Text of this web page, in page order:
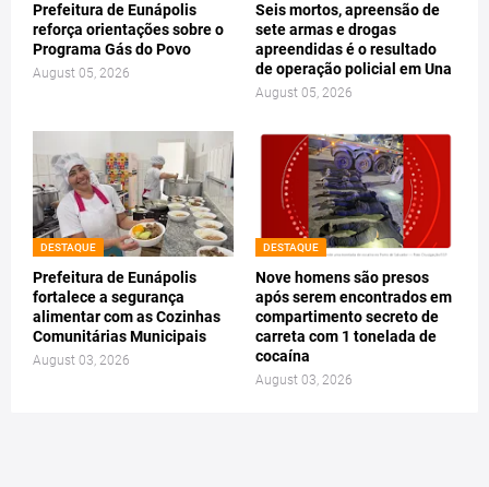
Prefeitura de Eunápolis
reforça orientações sobre o
Programa Gás do Povo
August 05, 2026
Seis mortos, apreensão de
sete armas e drogas
apreendidas é o resultado
de operação policial em Una
August 05, 2026
DESTAQUE
Prefeitura de Eunápolis
fortalece a segurança
alimentar com as Cozinhas
Comunitárias Municipais
August 03, 2026
DESTAQUE
Nove homens são presos
após serem encontrados em
compartimento secreto de
carreta com 1 tonelada de
cocaína
August 03, 2026